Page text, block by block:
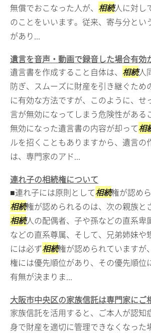
無償でおこなった人が、 相続人に対し
のことをいいます。従来、寄与分とい
があり...
遺言を音声・動画で録音した場合有効
遺言書を作成すること自体は、 相続人
防ぎ、スムーズに財産を引き継ぐため
に有効な方法ですが、このように、せ
言が無効になってしまう危険性がある
無効になった遺言書の内容が却って相
ルを招くこともありますから、遺言の
は、専門家のアド...
連れ子の相続権について
■連れ子には原則として相続権が認め
相続権が認められるのは、次の親族と
相続人の配偶者、子や孫などの直系卑
などの直系尊属、そして、兄弟姉妹や
には必ず相続権が認められていますが
権には優先順位があり、その優先順位
有無が決まりま...
大阪市中央区の家族信託は専門家にご
家族信託を活用すると、ご本人が認知
身で財産を適切に管理できなくなった